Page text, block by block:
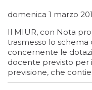
domenica 1 marzo
Il MIUR, con Nota
trasmesso lo
concernente le
docente previsto per
previsione, che